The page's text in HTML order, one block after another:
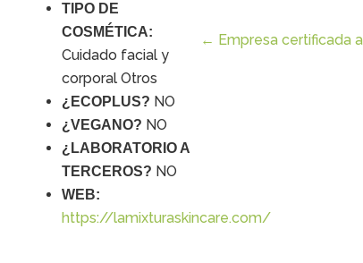
TIPO DE
COSMÉTICA:
Cuidado facial y
corporal Otros
¿ECOPLUS? NO
¿VEGANO? NO
¿LABORATORIO A
TERCEROS? NO
WEB:
https://lamixturaskincare.com/
← Empresa certificada